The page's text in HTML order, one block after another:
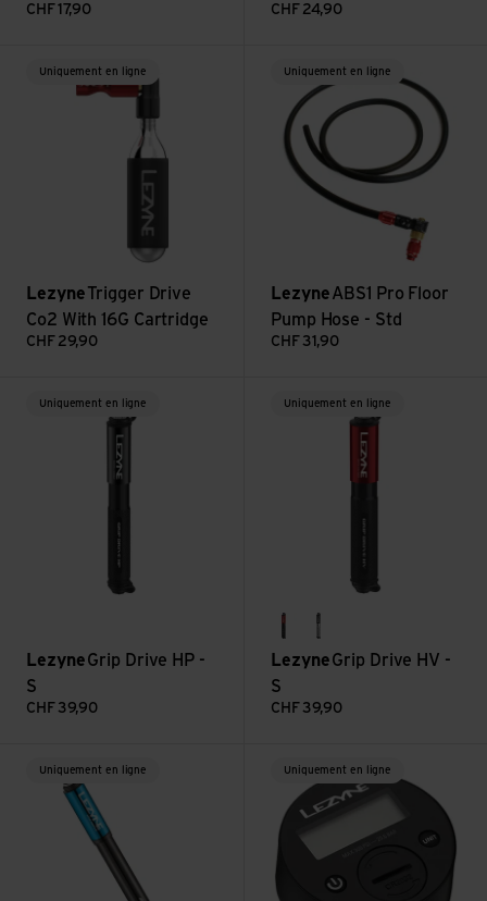
CHF 17,90 CHF 24,90
Uniquement en ligne
LezyneTrigger Drive
Co2 With 16G Cartridge
CHF 29,90
Uniquement en ligne
LezyneABS1 Pro Floor
Pump Hose - Std
CHF 31,90
Uniquement en ligne
LezyneGrip Drive HP -
S
CHF 39,90
Uniquement en ligne
red
silver
LezyneGrip Drive HV -
S
CHF 39,90
Uniquement en ligne Uniquement en ligne